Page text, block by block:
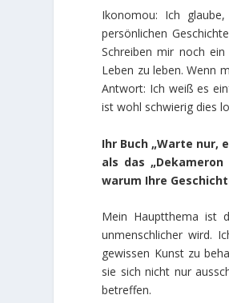
Ikonomou: Ich
persönlichen
Schreiben mir noch
Leben zu leben. Wenn
Antwort: Ich weiß es
ist wohl schwierig dies
Ihr Buch „Warte nur,
als das
warum Ihre
Mein Hauptthema ist
unmenschlicher wird.
gewissen Kunst zu
sie sich nicht nur
betreffen.